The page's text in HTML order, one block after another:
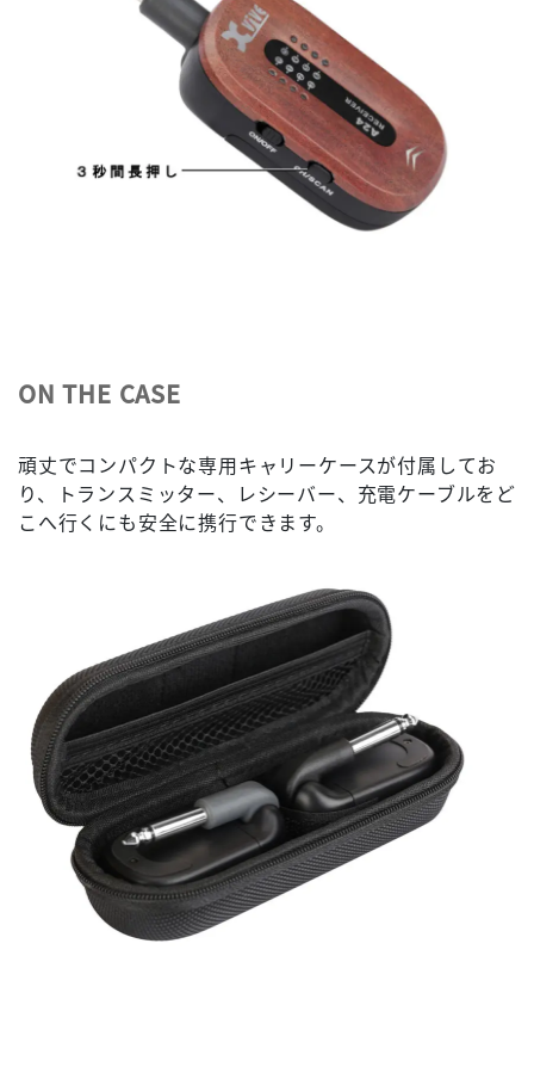
ON THE CASE
頑丈でコンパクトな専用キャリーケースが付属してお
り、トランスミッター、レシーバー、充電ケーブルをど
こへ行くにも安全に携行できます。